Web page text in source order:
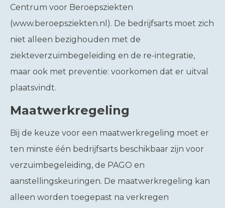
Centrum voor Beroepsziekten
(www.beroepsziekten.nl). De bedrijfsarts moet zich
niet alleen bezighouden met de
ziekteverzuimbegeleiding en de re-integratie,
maar ook met preventie: voorkomen dat er uitval
plaatsvindt.
Maatwerkregeling
Bij de keuze voor een maatwerkregeling moet er
ten minste één bedrijfsarts beschikbaar zijn voor
verzuimbegeleiding, de PAGO en
aanstellingskeuringen. De maatwerkregeling kan
alleen worden toegepast na verkregen